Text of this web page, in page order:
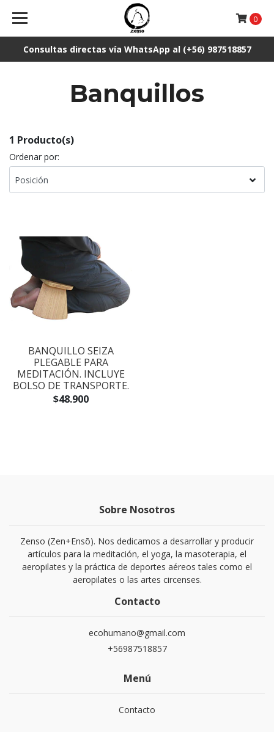
Consultas directas vía WhatsApp al (+56) 987518857
0
Banquillos
1 Producto(s)
Ordenar por:
BANQUILLO SEIZA
PLEGABLE PARA
MEDITACIÓN. INCLUYE
BOLSO DE TRANSPORTE.
$48.900
Sobre Nosotros
Zenso (Zen+Ensō). Nos dedicamos a desarrollar y producir
artículos para la meditación, el yoga, la masoterapia, el
aeropilates y la práctica de deportes aéreos tales como el
aeropilates o las artes circenses.
Contacto
ecohumano@gmail.com
+56987518857
Menú
Contacto